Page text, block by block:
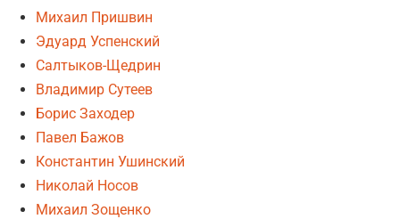
Михаил Пришвин
Эдуард Успенский
Салтыков-Щедрин
Владимир Сутеев
Борис Заходер
Павел Бажов
Константин Ушинский
Николай Носов
Михаил Зощенко